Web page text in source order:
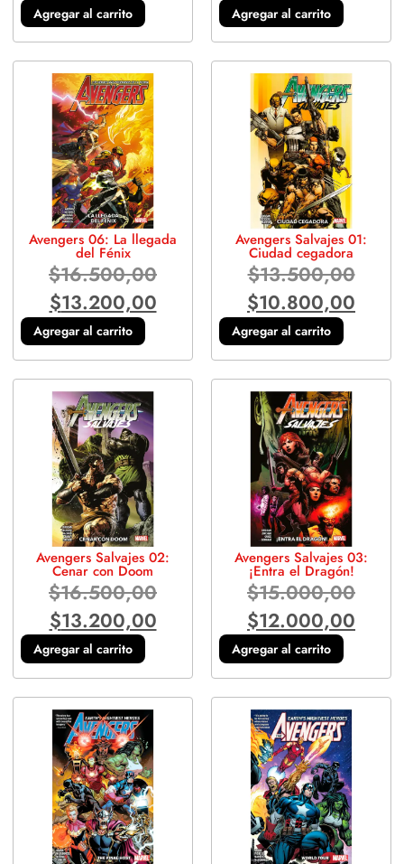
Agregar al carrito Agregar al carrito
Avengers 06: La llegada
del Fénix
$16.500,00
$13.200,00
Agregar al carrito
Avengers Salvajes 01:
Ciudad cegadora
$13.500,00
$10.800,00
Agregar al carrito
Avengers Salvajes 02:
Cenar con Doom
$16.500,00
$13.200,00
Agregar al carrito
Avengers Salvajes 03:
¡Entra el Dragón!
$15.000,00
$12.000,00
Agregar al carrito